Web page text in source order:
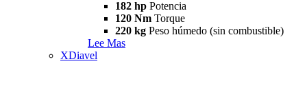
182 hp Potencia
120 Nm Torque
220 kg Peso húmedo (sin combustible)
Lee Mas
XDiavel